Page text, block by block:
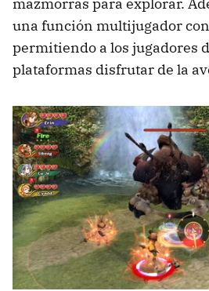
mazmorras para explorar.
una función multijugador con
permitiendo a los jugadores
plataformas disfrutar de la